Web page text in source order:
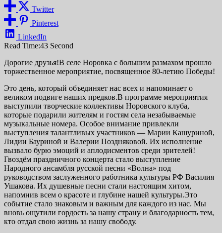
Twitter
Pinterest
LinkedIn
Read Time:43 Second
Дорогие друзья!В селе Норовка с большим размахом прошло
торжественное мероприятие, посвященное 80-летию Победы!
Это день, который объединяет нас всех и напоминает о
великом подвиге наших предков.В программе мероприятия
выступили творческие коллективы Норовского клуба,
которые подарили жителям и гостям села незабываемые
музыкальные номера. Особое внимание привлекли
выступления талантливых участников — Марии Кашуриной,
Лидии Бауриной и Валерии Поздняковой. Их исполнение
вызвало бурю эмоций и аплодисментов среди зрителей!
Гвоздём праздничного концерта стало выступление
Народного ансамбля русской песни «Волна» под
руководством заслуженного работника культуры РФ Василия
Ушакова. Их душевные песни стали настоящим хитом,
напомнив всем о красоте и глубине нашей культуры.Это
событие стало знаковым и важным для каждого из нас. Мы
вновь ощутили гордость за нашу страну и благодарность тем,
кто отдал свою жизнь за нашу свободу.